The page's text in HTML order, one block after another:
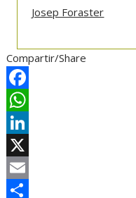
Josep Foraster
Compartir/Share
F
a
c
e
b
W
h
a
t
L
n
X
E